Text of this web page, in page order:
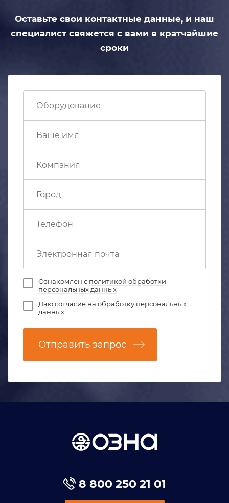
Оставьте свои контактные данные, и наш
специалист свяжется с вами в кратчайшие
сроки
Ознакомлен с политикой обработки
персональных данных
Даюсогласие на обработку персональных
данных
Отправить запрос
8 800 250 21 01